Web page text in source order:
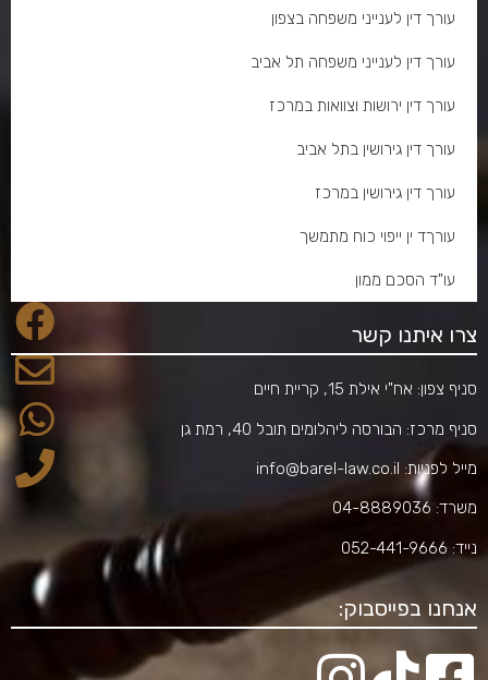
עורך דין לענייני משפחה בצפון
עורך דין לענייני משפחה תל אביב
עורך דין ירושות וצוואות במרכז
עורך דין גירושין בתל אביב
עורך דין גירושין במרכז
עורךד ין ייפוי כוח מתמשך
עו"ד הסכם ממון
צרו איתנו קשר
סניף צפון: אח"י אילת 15, קריית חיים
סניף מרכז: הבורסה ליהלומים תובל 40, רמת גן
מייל לפניות: info@barel-law.co.il
משרד: 04-8889036
נייד: 052-441-9666
אנחנו בפייסבוק: